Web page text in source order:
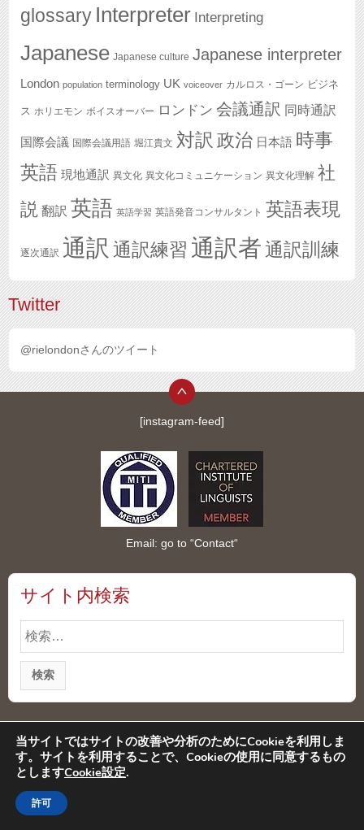
glossary Interpreter Interpreting
Japanese Japanese culture Japanese interpreter
London population terminology UK voiceover カルロス・ゴーン ビジネ
ス ホリエモン ボイスオーバー ロンドン 会議通訳 同時通訳
国際会議 国際会議用語 堀江貴文 対訳 政治 日本語 時事
英語 現地通訳 異文化 異文化コミュニケーション 異文化理解 社
説 翻訳 英語 英語学習 英語発音コンサルタント 英語表現
逐次通訳 通訳 通訳練習 通訳者 通訳訓練
Twitter
@rielondonさんのツイート
[instagram-feed]
Email: go to “Contact“
サイト内検索
検
索:
プライバシーポリシー 特定商取引法に基づく表記
© Copyright 2026 Rie Hiramatsu All rights reserved.
当サイトではサイトの改善や分析のためにCookieを利用しま
す。サイトを利用することで、Cookieの使用に同意するもの
としますCookie設定.
許可